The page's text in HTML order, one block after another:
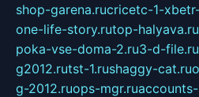
shop-garena.rucricetc-1-
one-life-story.rutop-halyava.ru
poka-vse-doma-2.ru3-d-file.ru
g2012.rutst-1.rushaggy-cat.ru
g-2012.ruops-mgr.ruaccounts-